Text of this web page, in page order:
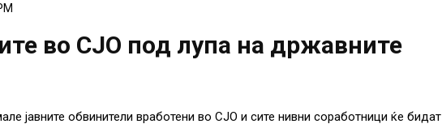
во СЈО под лупа на државните
јавните обвинители вработени во СЈО и сите нивни соработници ќе бидат